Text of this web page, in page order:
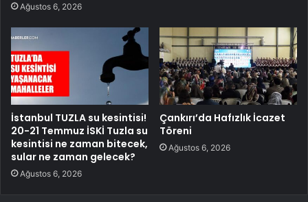
Ağustos 6, 2026
İstanbul TUZLA su kesintisi!
20-21 Temmuz İSKİ Tuzla su
kesintisi ne zaman bitecek,
sular ne zaman gelecek?
Ağustos 6, 2026
Çankırı’da Hafızlık İcazet
Töreni
Ağustos 6, 2026